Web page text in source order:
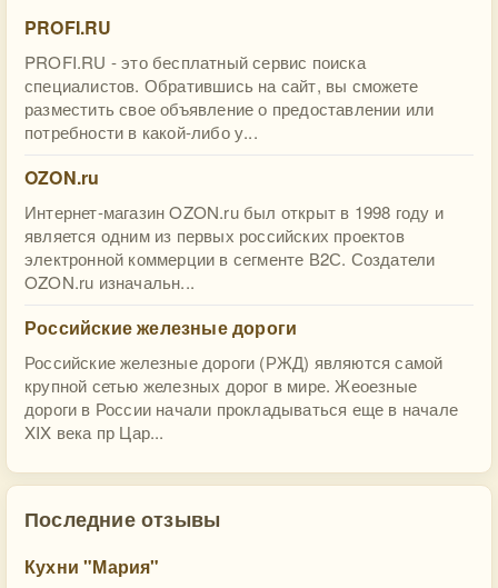
PROFI.RU
PROFI.RU - это бесплатный сервис поиска
специалистов. Обратившись на сайт, вы сможете
разместить свое объявление о предоставлении или
потребности в какой-либо у...
OZON.ru
Интернет-магазин OZON.ru был открыт в 1998 году и
является одним из первых российских проектов
электронной коммерции в сегменте В2С. Создатели
OZON.ru изначальн...
Российские железные дороги
Российские железные дороги (РЖД) являются самой
крупной сетью железных дорог в мире. Жеоезные
дороги в России начали прокладываться еще в начале
XIX века пр Цар...
Последние отзывы
Кухни "Мария"